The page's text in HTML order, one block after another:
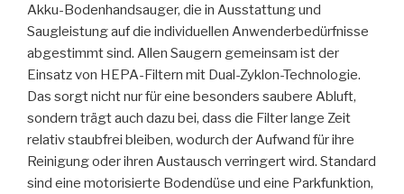
Akku-Bodenhandsauger, die in Ausstattung und
Saugleistung auf die individuellen Anwenderbedürfnisse
abgestimmt sind. Allen Saugern gemeinsam ist der
Einsatz von HEPA-Filtern mit Dual-Zyklon-Technologie.
Das sorgt nicht nur für eine besonders saubere Abluft,
sondern trägt auch dazu bei, dass die Filter lange Zeit
relativ staubfrei bleiben, wodurch der Aufwand für ihre
Reinigung oder ihren Austausch verringert wird. Standard
sind eine motorisierte Bodendüse und eine Parkfunktion,